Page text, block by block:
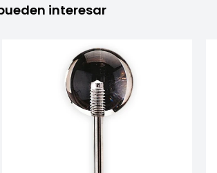
interesar